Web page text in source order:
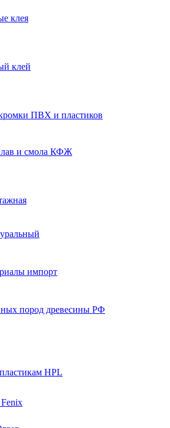
клея
клей
ПВХ и пластиков
и смола КФЖ
импорт
пород древесины РФ
HPL